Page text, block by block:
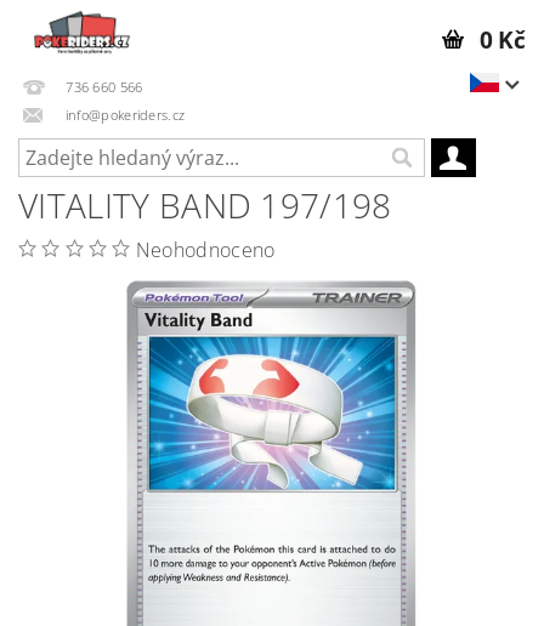
736 660 566
info@pokeriders.cz
0 Kč
VITALITY BAND 197/198
Neohodnoceno